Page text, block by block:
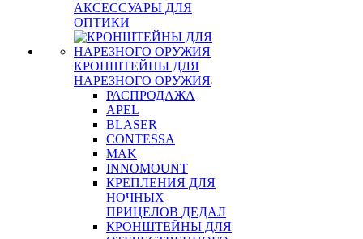
АКСЕССУАРЫ ДЛЯ
ОПТИКИ
КРОНШТЕЙНЫ ДЛЯ
НАРЕЗНОГО ОРУЖИЯ
РАСПРОДАЖА
APEL
BLASER
CONTESSA
MAK
INNOMOUNT
КРЕПЛЕНИЯ ДЛЯ
НОЧНЫХ
ПРИЦЕЛОВ ДЕДАЛ
КРОНШТЕЙНЫ ДЛЯ